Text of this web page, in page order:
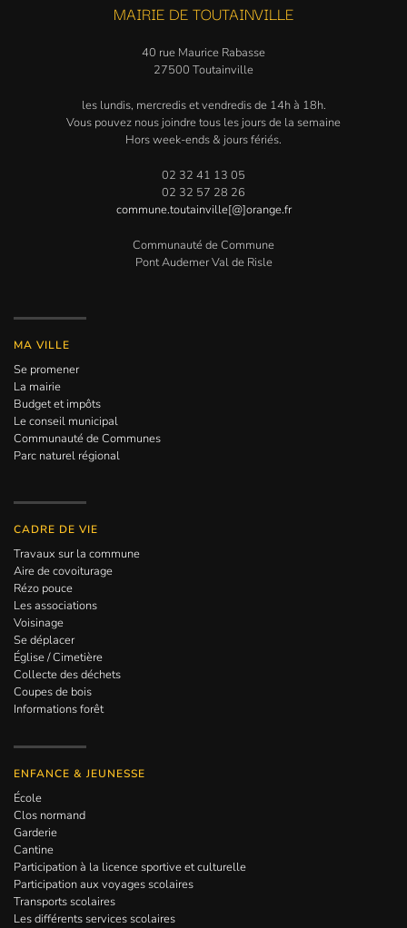
MAIRIE DE TOUTAINVILLE
40 rue Maurice Rabasse
27500 Toutainville
les lundis, mercredis et vendredis de 14h à 18h.
Vous pouvez nous joindre tous les jours de la semaine
Hors week-ends & jours fériés.
02 32 41 13 05
02 32 57 28 26
commune.toutainville[@]orange.fr
Communauté de Commune
Pont Audemer Val de Risle
MA VILLE
Se promener
La mairie
Budget et impôts
Le conseil municipal
Communauté de Communes
Parc naturel régional
CADRE DE VIE
Travaux sur la commune
Aire de covoiturage
Rézo pouce
Les associations
Voisinage
Se déplacer
Église / Cimetière
Collecte des déchets
Coupes de bois
Informations forêt
ENFANCE & JEUNESSE
École
Clos normand
Garderie
Cantine
Participation à la licence sportive et culturelle
Participation aux voyages scolaires
Transports scolaires
Les différents services scolaires